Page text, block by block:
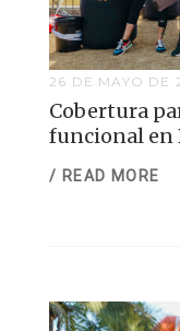
26 DE MAYO DE
Cobertura
funcional en
/ READ MORE